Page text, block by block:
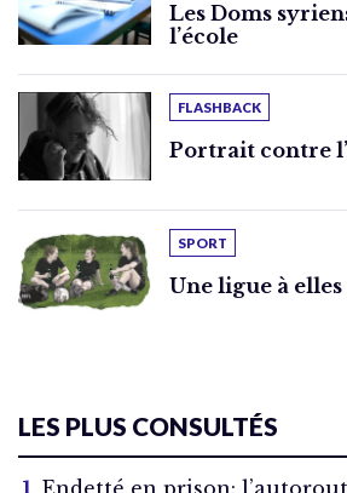
Les Doms
l’école
FLASHBACK
Portrait contre
SPORT
Une ligue à elles
LES PLUS CONSULTÉS